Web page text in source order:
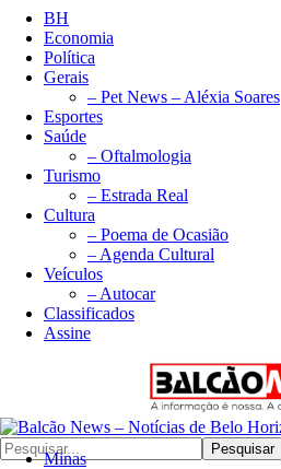
BH
Economia
Política
Gerais
– Pet News – Aléxia Soares
Esportes
Saúde
– Oftalmologia
Turismo
– Estrada Real
Cultura
– Poema de Ocasião
– Agenda Cultural
Veículos
– Autocar
Classificados
Assine
Pesquisar
Minas